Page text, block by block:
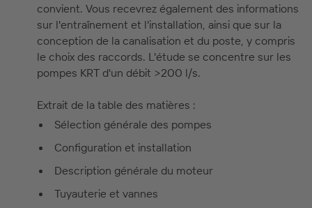
convient. Vous recevrez également des informations
sur l'entraînement et l'installation, ainsi que sur la
conception de la canalisation et du poste, y compris
le choix des raccords. L'étude se concentre sur les
pompes KRT d'un débit >200 l/s.
Extrait de la table des matières :
Sélection générale des pompes
Configuration et installation
Description générale du moteur
Tuyauterie et vannes